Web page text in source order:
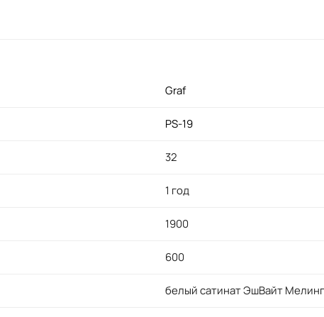
Graf
PS-19
32
1 год
1900
600
белый сатинат ЭшВайт